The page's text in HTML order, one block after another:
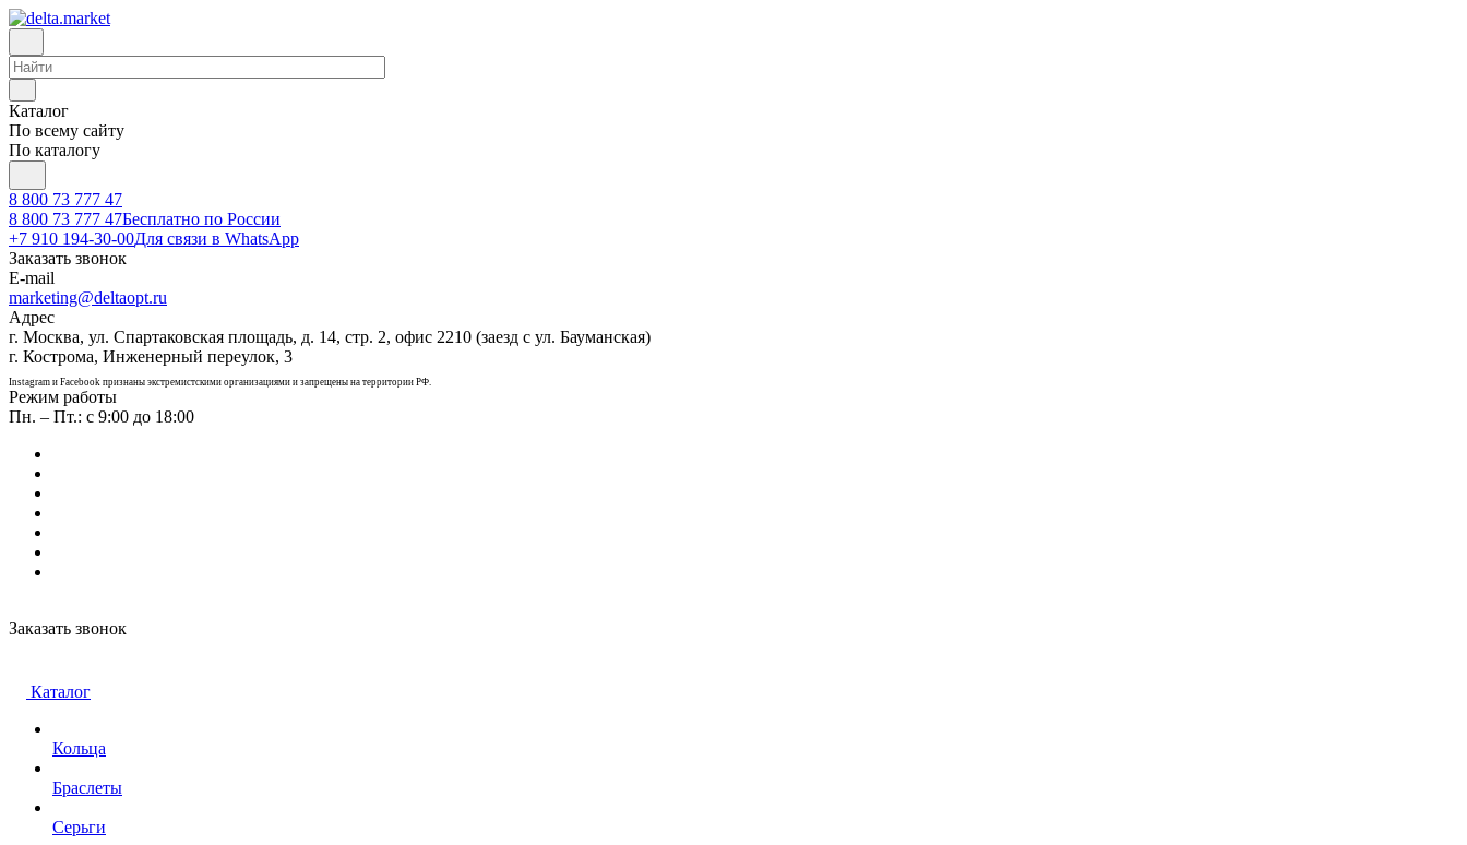
Каталог
По всему сайту
По каталогу
8 800 73 777 47
8 800 73 777 47Бесплатно по России
+7 910 194-30-00Для связи в WhatsApp
Заказать звонок
E-mail
marketing@deltaopt.ru
Адрес
г. Москва, ул. Спартаковская площадь, д. 14, стр. 2, офис 2210 (заезд с ул. Бауманская)
г. Кострома, Инженерный переулок, 3
Instagram и Facebook признаны экстремистскими организациями и запрещены на территории РФ.
Режим работы
Пн. – Пт.: с 9:00 до 18:00
Заказать звонок
Каталог
Кольца
Браслеты
Серьги